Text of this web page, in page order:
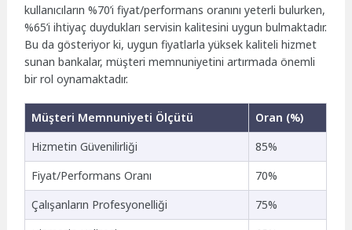
kullanıcıların %70’i fiyat/performans oranını yeterli bulurken,
%65’i ihtiyaç duydukları servisin kalitesini uygun bulmaktadır.
Bu da gösteriyor ki, uygun fiyatlarla yüksek kaliteli hizmet
sunan bankalar, müşteri memnuniyetini artırmada önemli
bir rol oynamaktadır.
Müşteri Memnuniyeti Ölçütü
Oran (%)
Hizmetin Güvenilirliği
85%
Fiyat/Performans Oranı
70%
Çalışanların Profesyonelliği
75%